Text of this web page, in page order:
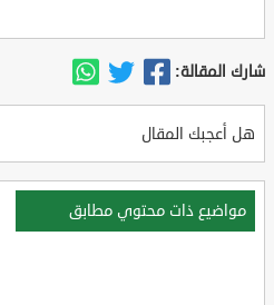
شارك المقالة:
هل أعجبك المقال
مواضيع ذات محتوي مطابق